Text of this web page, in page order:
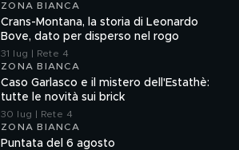
ZONA BIANCA
Crans-Montana, la storia di Leonardo
Bove, dato per disperso nel rogo
31 lug | Rete 4
ZONA BIANCA
Caso Garlasco e il mistero dell'Estathè:
tutte le novità sui brick
30 lug | Rete 4
ZONA BIANCA
Puntata del 6 agosto